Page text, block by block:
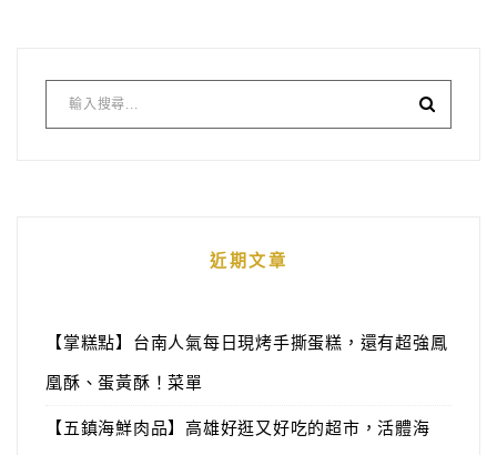
近期文章
【掌糕點】台南人氣每日現烤手撕蛋糕，還有超強鳳
凰酥、蛋黃酥！菜單
【五鎮海鮮肉品】高雄好逛又好吃的超市，活體海